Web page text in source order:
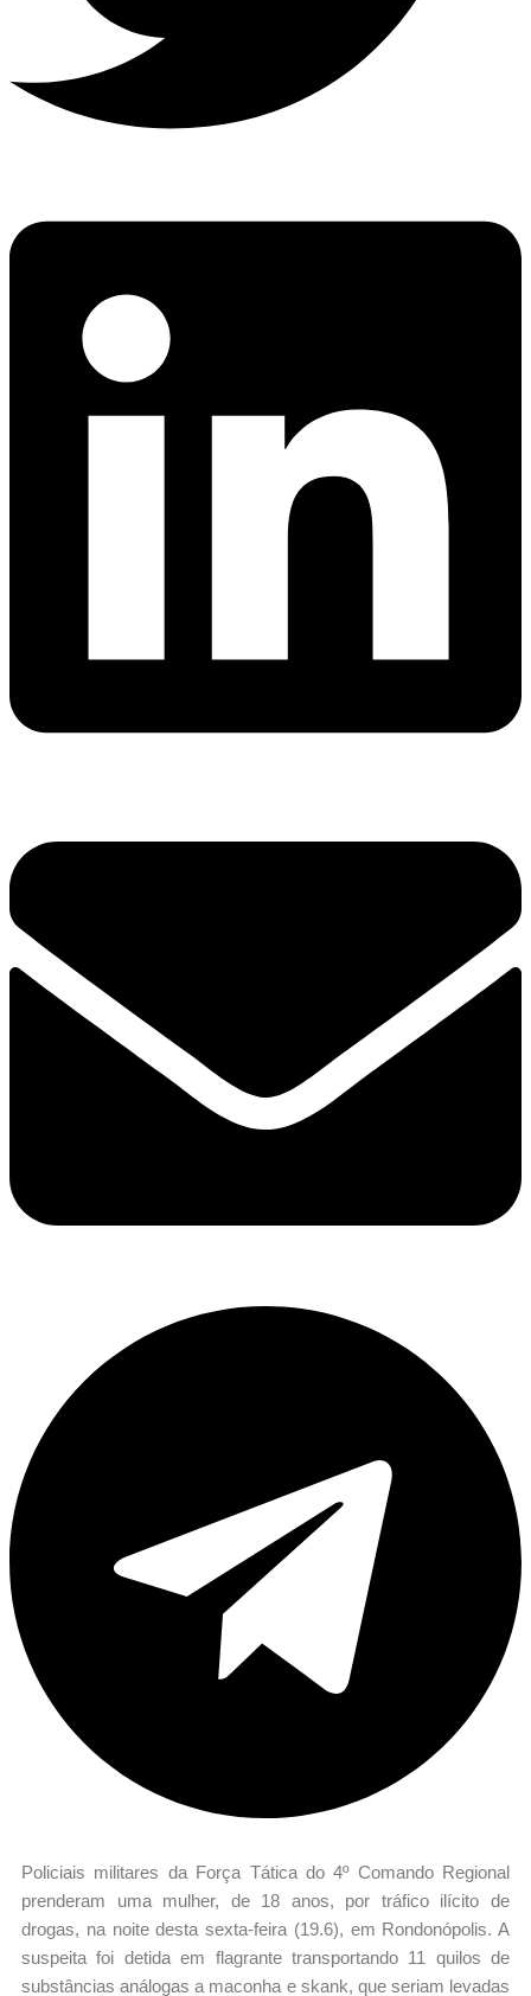
Policiais militares da Força Tática do 4º Comando Regional
prenderam uma mulher, de 18 anos, por tráfico ilícito de
drogas, na noite desta sexta-feira (19.6), em Rondonópolis. A
suspeita foi detida em flagrante transportando 11 quilos de
substâncias análogas a maconha e skank, que seriam levadas